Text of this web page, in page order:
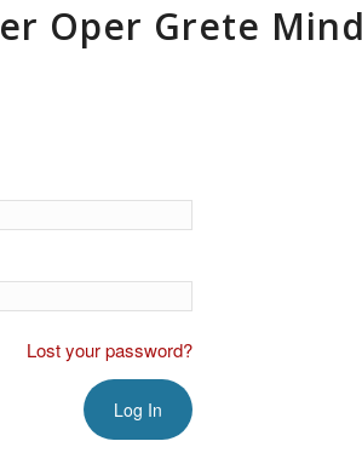
Oper Grete
Lost your password?